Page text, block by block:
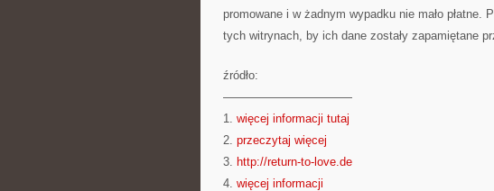
promowane i w żadnym wypadku nie mało
tych witrynach, by ich dane zostały zapamiętane
źródło:
———————————
1. więcej informacji tutaj
2. przeczytaj więcej
3. http://return-to-love.de
4. więcej informacji